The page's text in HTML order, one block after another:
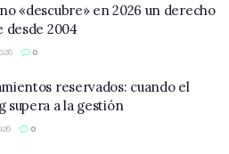
«descubre» en 2026 un derecho
desde 2004
0
reservados: cuando el
supera a la gestión
0